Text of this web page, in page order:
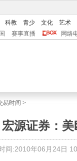
科教 青少 文化
艺术
赛事直播 网络
易时间 >
宏源证券：
间:2010年06月24日